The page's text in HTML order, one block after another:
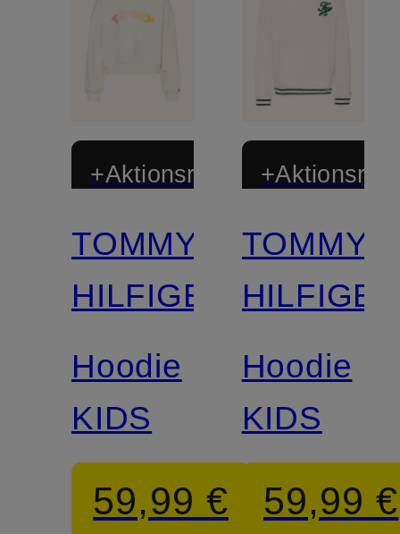
+Aktionsrabatt
TOMMY
HILFIGER
Hoodie
KIDS
59,99 €
TOMMY
Hoodie
KIDS
59,99 €